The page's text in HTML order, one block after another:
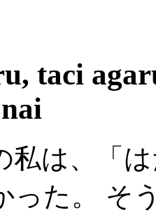
taci
私は、「
った。 そ